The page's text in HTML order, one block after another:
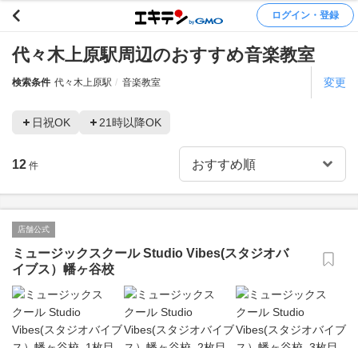
ログイン・登録
代々木上原駅周辺のおすすめ音楽教室
検索条件 代々木上原駅 音楽教室 変更
日祝OK 21時以降OK
12 件
店舗公式
ミュージックスクール Studio Vibes(スタジオバ
イブス）幡ヶ谷校